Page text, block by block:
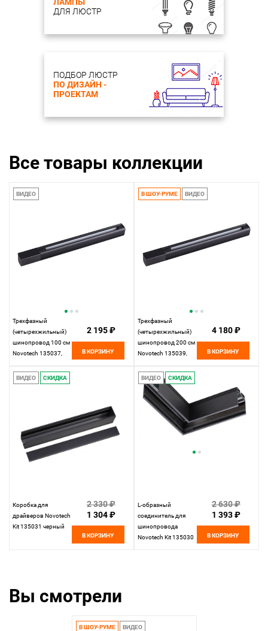
ДЛЯ ЛЮСТР
ПОДБОР ЛЮСТР
ПО ДИЗАЙН -
ПРОЕКТАМ
Все товары коллекции
ВИДЕО
Трехфазный
(четырехжильный)
шинопровод 100 см
Novotech 135037,
2 195 ₽
В КОРЗИНУ
В ШОУ-РУМЕ ВИДЕО
Трехфазный
(четырехжильный)
шинопровод 200 см
Novotech 135039,
4 180 ₽
В КОРЗИНУ
ВИДЕО СКИДКА
Коробка для
драйверов Novotech
Kit 135031 черный
2 330 ₽
1 304 ₽
В КОРЗИНУ
ВИДЕО СКИДКА
L-образный
соединитель для
шинопровода
Novotech Kit 135030
2 630 ₽
1 393 ₽
В КОРЗИНУ
Вы смотрели
В ШОУ-РУМЕ ВИДЕО